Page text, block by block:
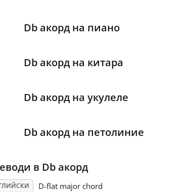
Db акорд на пиано
Db акорд на китара
Db акорд на укулеле
Db акорд на петолиние
в Db акорд
D-flat major chord